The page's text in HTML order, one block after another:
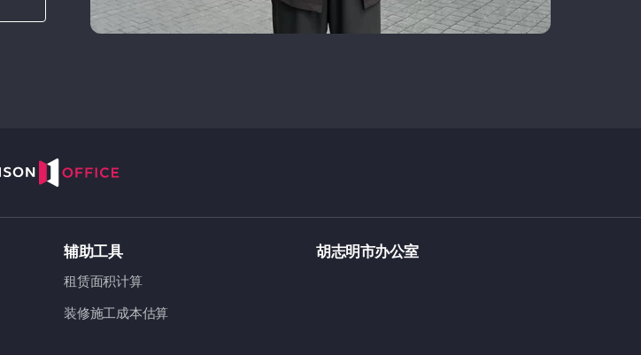
辅助工具
租赁面积计算
装修施工成本估算
胡志明市办公室